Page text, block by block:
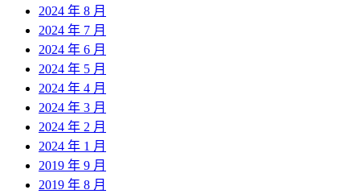
2024 年 8 月
2024 年 7 月
2024 年 6 月
2024 年 5 月
2024 年 4 月
2024 年 3 月
2024 年 2 月
2024 年 1 月
2019 年 9 月
2019 年 8 月